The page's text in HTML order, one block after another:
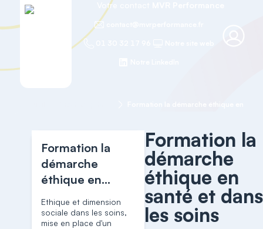
Votre contact
Formation la
démarche
éthique en
santé et dans
les soins
Ethique et dimension
sociale dans les soins,
mise en place d'un
Formation la
démarche
éthique en
santé et dans
les soins